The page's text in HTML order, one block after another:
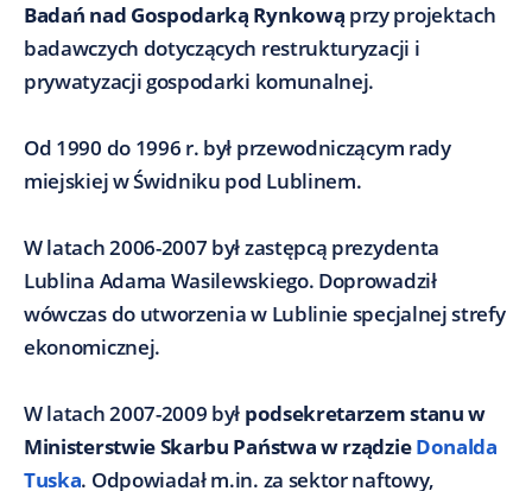
Badań nad Gospodarką Rynkową przy projektach
badawczych dotyczących restrukturyzacji i
prywatyzacji gospodarki komunalnej.
Od 1990 do 1996 r. był przewodniczącym rady
miejskiej w Świdniku pod Lublinem.
W latach 2006-2007 był zastępcą prezydenta
Lublina Adama Wasilewskiego. Doprowadził
wówczas do utworzenia w Lublinie specjalnej strefy
ekonomicznej.
W latach 2007-2009 był podsekretarzem stanu w
Ministerstwie Skarbu Państwa w rządzieDonalda
Tuska. Odpowiadał m.in. za sektor naftowy,